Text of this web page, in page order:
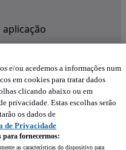
e/ou acedemos a informações num
em cookies para tratar dados
clicando abaixo ou em
privacidade. Estas escolhas serão
os dados de
de Privacidade
para fornecermos:
as características do dispositivo para